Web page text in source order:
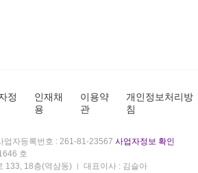
정
인재채
용
이용약
관
개인정보처리방
침
업자등록번호 : 261-81-23567 사업자정보 확인
호
133, 18층(역삼동)
대표이사 : 김슬아